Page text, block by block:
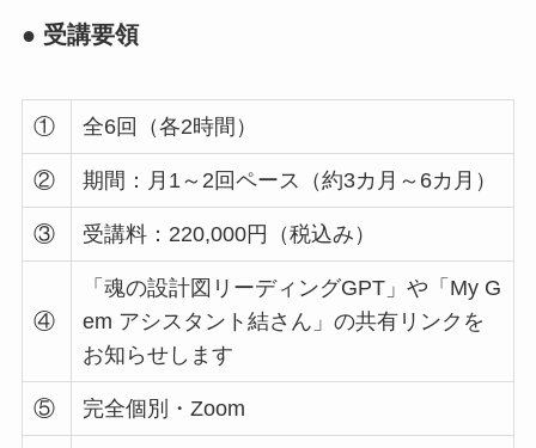
● 受講要領
① 全6回（各2時間）
② 期間：月1～2回ペース（約3カ月～6カ月）
③ 受講料：220,000円（税込み）
④
「魂の設計図リーディングGPT」や「My G
em アシスタント結さん」の共有リンクを
お知らせします
⑤ 完全個別・Zoom